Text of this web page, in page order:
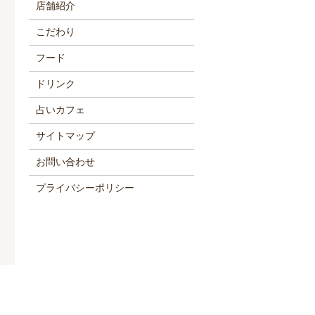
店舗紹介
こだわり
フード
ドリンク
占いカフェ
サイトマップ
お問い合わせ
プライバシーポリシー